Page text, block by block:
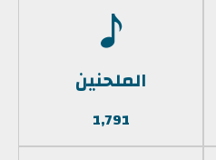
الملحنين
1,791